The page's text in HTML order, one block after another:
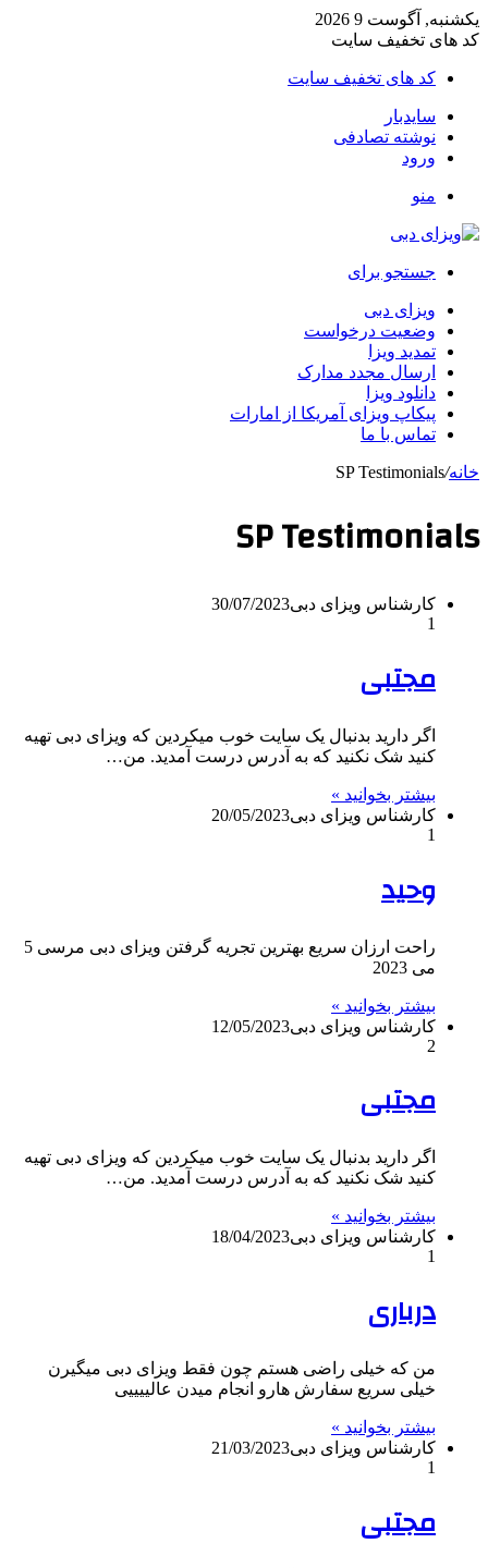
یکشنبه, آگوست 9 2026
کد های تخفیف سایت
کد های تخفیف سایت
سایدبار
نوشته تصادفی
ورود
منو
جستجو برای
ویزای دبی
وضعیت درخواست
تمدید ویزا
ارسال مجدد مدارک
دانلود ویزا
پیکاپ ویزای آمریکا از امارات
تماس با ما
خانه/
SP Testimonials
SP Testimonials
کارشناس ویزای دبی30/07/2023
1
مجتبی
اگر دارید بدنبال یک سایت خوب میکردین که ویزای دبی تهیه
کنید شک نکنید که به آدرس درست آمدید. من…
بیشتر بخوانید »
کارشناس ویزای دبی20/05/2023
1
وحید
راحت ارزان سریع بهترین تجریه گرفتن ویزای دبی مرسی 5
می 2023
بیشتر بخوانید »
کارشناس ویزای دبی12/05/2023
2
مجتبی
اگر دارید بدنبال یک سایت خوب میکردین که ویزای دبی تهیه
کنید شک نکنید که به آدرس درست آمدید. من…
بیشتر بخوانید »
کارشناس ویزای دبی18/04/2023
1
درباری
من که خیلی راضی هستم چون فقط ویزای دبی میگیرن
خیلی سریع سفارش هارو انجام میدن عالییییی
بیشتر بخوانید »
کارشناس ویزای دبی21/03/2023
1
مجتبی